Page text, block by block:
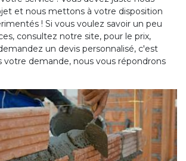
et nous mettons à votre disposition
! Si vous voulez savoir un peu
consultez notre site, pour le prix,
un devis personnalisé, c'est
votre demande, nous vous répondrons